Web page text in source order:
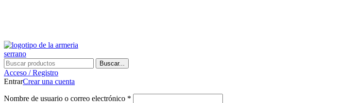
Buscar...
Acceso / Registro
EntrarCrear una cuenta
Nombre de usuario o correo electrónico *